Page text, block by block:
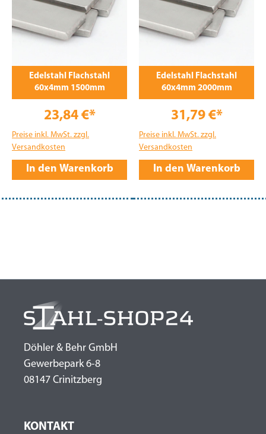
Edelstahl Flachstahl
60x4mm 1500mm
23,84 €*
Preise inkl. MwSt. zzgl.
Versandkosten
In den Warenkorb
Edelstahl Flachstahl
60x4mm 2000mm
31,79 €*
Preise inkl. MwSt. zzgl.
Versandkosten
In den Warenkorb
Döhler & Behr GmbH
Gewerbepark 6-8
08147 Crinitzberg
KONTAKT